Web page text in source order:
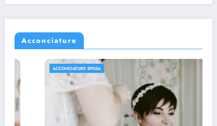
Acconciature
ACCONCIATURE SPOSA